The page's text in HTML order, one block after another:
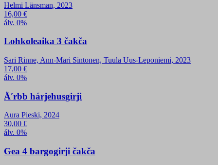
Helmi Länsman, 2023
16,00 €
álv. 0%
Lohkoleaika 3 čakča
Sari Rinne, Ann-Mari Sintonen, Tuula Uus-Leponiemi, 2023
17,00 €
álv. 0%
Äʹrbb hárjehusgirji
Aura Pieski, 2024
30,00 €
álv. 0%
Gea 4 bargogirji čakča